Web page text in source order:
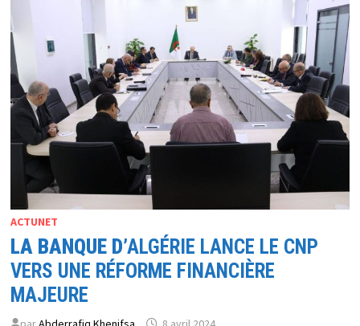
ACTUNET
LA BANQUE D’ALGÉRIE LANCE LE CNP
VERS UNE RÉFORME FINANCIÈRE
MAJEURE